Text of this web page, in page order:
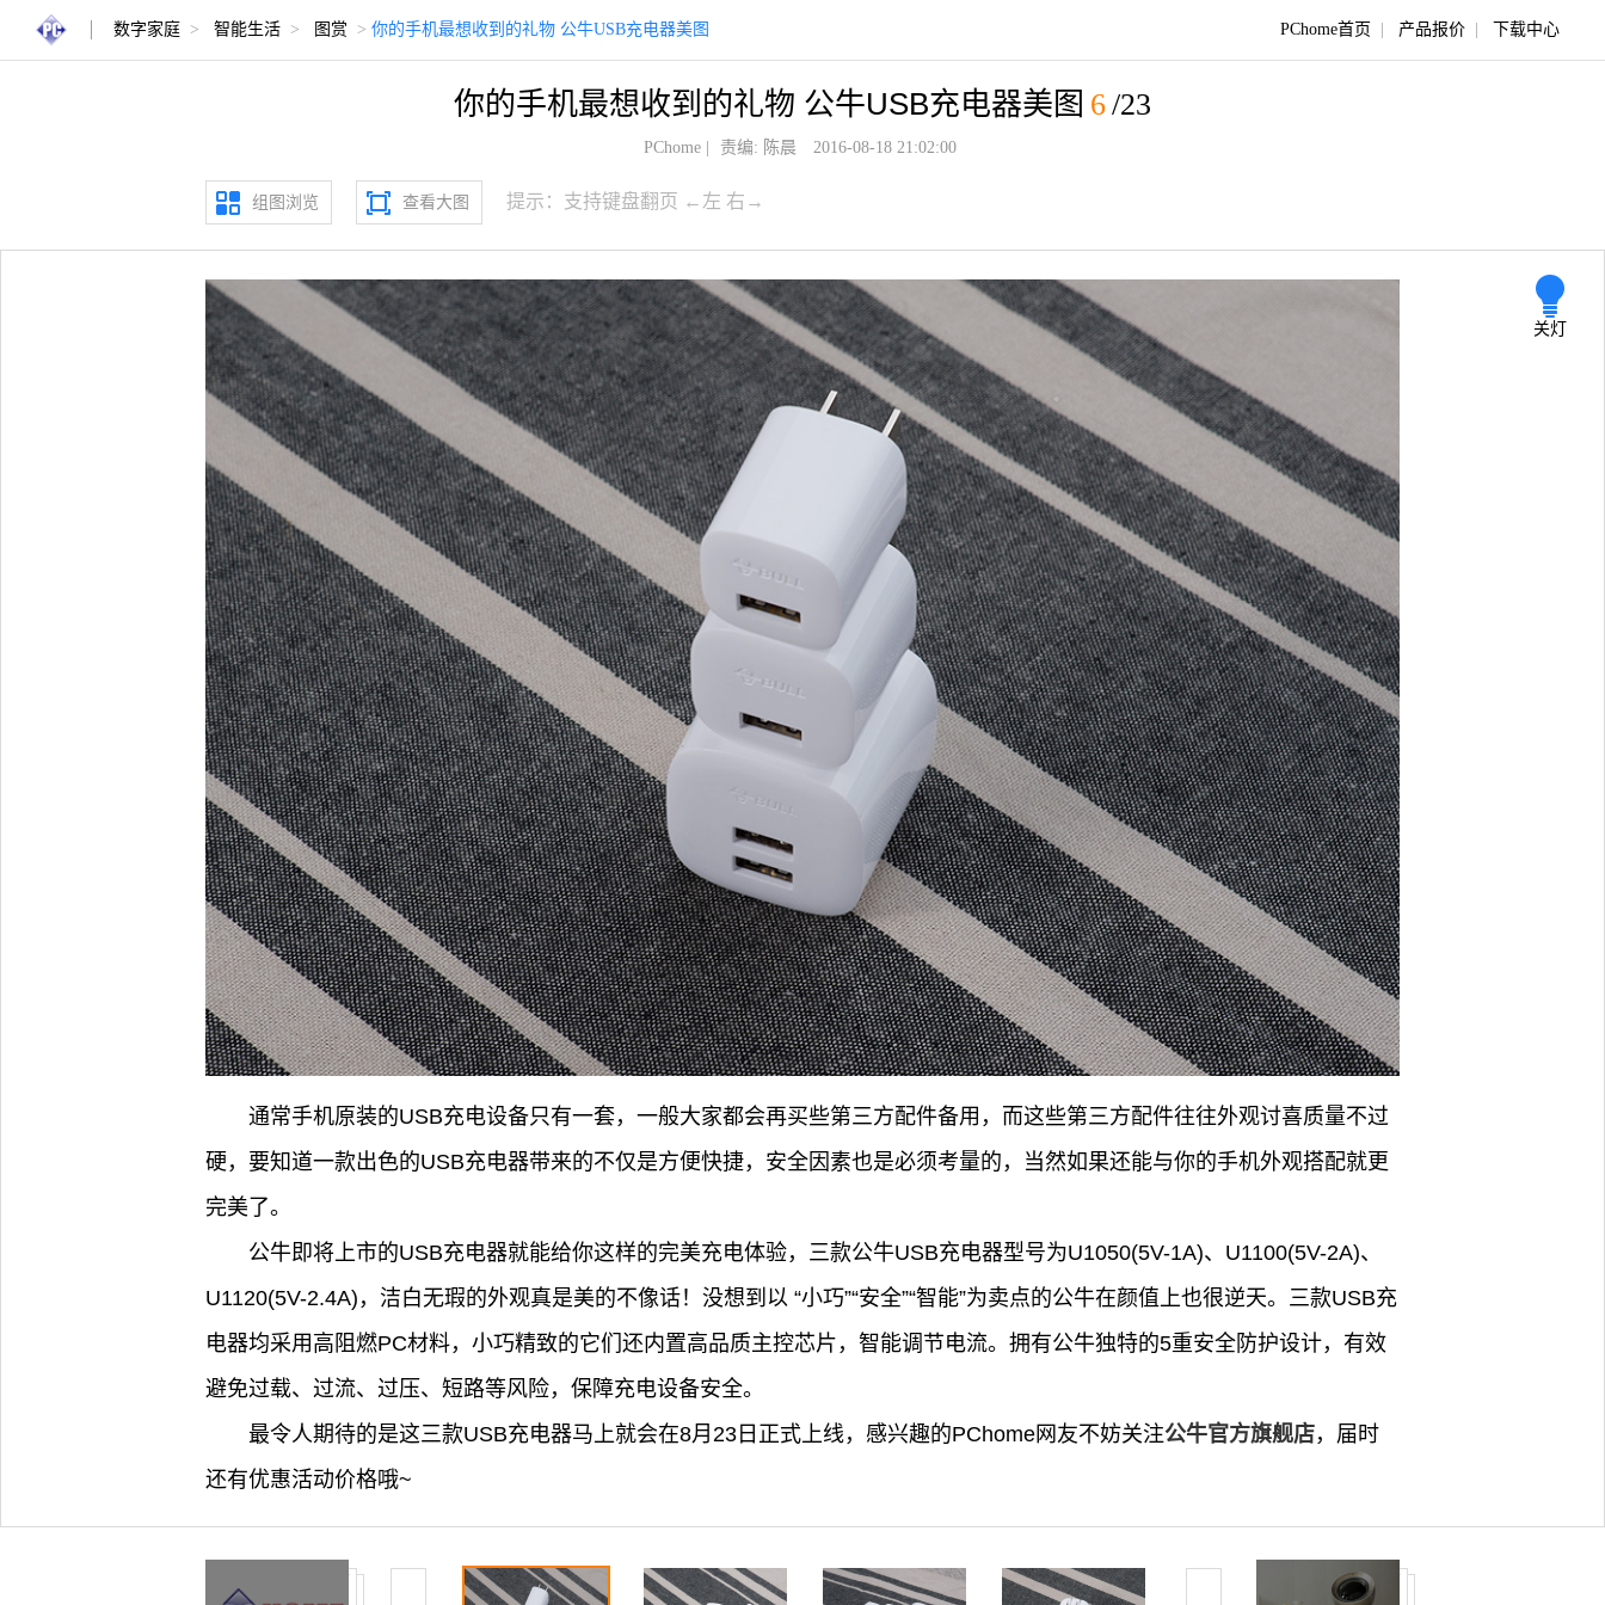
数字家庭 > 智能生活 > 图赏 > 你的手机最想收到的礼物 公牛USB充电器美图 PChome首页 产品报价 下载中心
你的手机最想收到的礼物 公牛USB充电器美图 6/23
PChome| 责编: 陈晨 2016-08-18 21:02:00
组图浏览 查看大图 提示：支持键盘翻页 ←左 右→
关灯
通常手机原装的USB充电设备只有一套，一般大家都会再买些第三方配件备用，而这些第三方配件往往外观讨喜质量不过
硬，要知道一款出色的USB充电器带来的不仅是方便快捷，安全因素也是必须考量的，当然如果还能与你的手机外观搭配就更
完美了。
公牛即将上市的USB充电器就能给你这样的完美充电体验，三款公牛USB充电器型号为U1050(5V-1A)、U1100(5V-2A)、
U1120(5V-2.4A)，洁白无瑕的外观真是美的不像话！没想到以 “小巧”“安全”“智能”为卖点的公牛在颜值上也很逆天。三款USB充
电器均采用高阻燃PC材料，小巧精致的它们还内置高品质主控芯片，智能调节电流。拥有公牛独特的5重安全防护设计，有效
避免过载、过流、过压、短路等风险，保障充电设备安全。
最令人期待的是这三款USB充电器马上就会在8月23日正式上线，感兴趣的PChome网友不妨关注公牛官方旗舰店，届时
还有优惠活动价格哦~